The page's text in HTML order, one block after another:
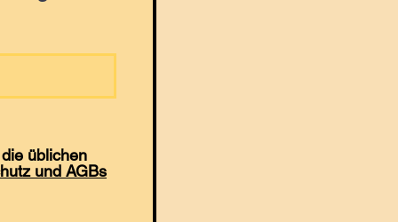
üblichen
und AGBs